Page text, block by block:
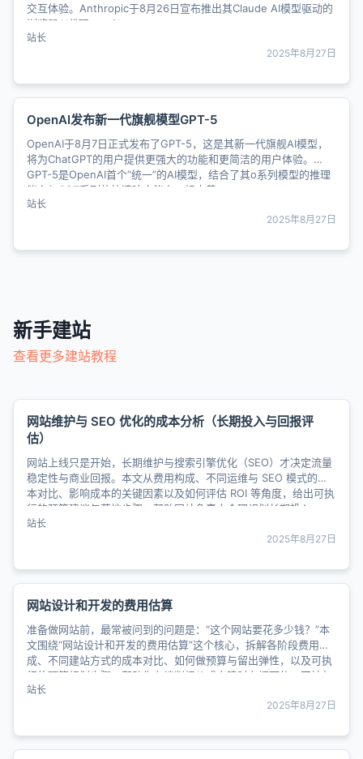
交互体验。Anthropic于8月26日宣布推出其Claude AI模型驱动的
浏览器AI代理——Cla......
站长
2025年8月27日
OpenAI发布新一代旗舰模型GPT-5
OpenAI于8月7日正式发布了GPT-5，这是其新一代旗舰AI模型，
将为ChatGPT的用户提供更强大的功能和更简洁的用户体验。
GPT-5是OpenAI首个“统一”的AI模型，结合了其o系列模型的推理
能力与GPT系列的快速响应能力，标志着......
站长
2025年8月27日
新手建站
查看更多建站教程
网站维护与 SEO 优化的成本分析（长期投入与回报评
估）
网站上线只是开始，长期维护与搜索引擎优化（SEO）才决定流量
稳定性与商业回报。本文从费用构成、不同运维与 SEO 模式的成
本对比、影响成本的关键因素以及如何评估 ROI 等角度，给出可执
行的预算建议与落地步骤，帮助网站负责人合理规划长期投入......
站长
2025年8月27日
网站设计和开发的费用估算
准备做网站前，最常被问到的问题是：“这个网站要花多少钱？”本
文围绕“网站设计和开发的费用估算”这个核心，拆解各阶段费用构
成、不同建站方式的成本对比、如何做预算与留出弹性，以及可执
行的预算规划步骤，帮助你在谈判报价或自建时有据可依，不被忽
悠。......
站长
2025年8月27日